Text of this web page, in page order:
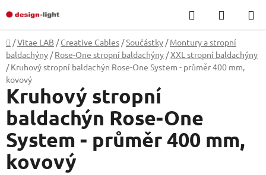
na
obsah
Hledat
KOŠÍK
Domů
/Vitae LAB / Creative Cables /Součástky / Montury a stropní
baldachýny / Rose-One stropní baldachýny /XXL stropní baldachýny
/ Kruhový stropní baldachýn Rose-One System - průměr 400 mm,
kovový
Kruhový stropní
baldachýn Rose-One
System - průměr 400 mm,
kovový